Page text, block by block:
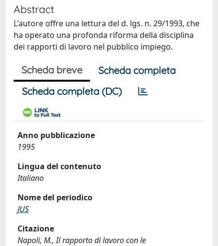
Abstract
L'autore offre una lettura del d. lgs. n. 29/1993, che
ha operato una profonda riforma della disciplina
dei rapporti di lavoro nel pubblico impiego.
Scheda breve
Scheda completa
Scheda completa (DC)
Anno pubblicazione
1995
Lingua del contenuto
Italiano
Nome del periodico
JUS
Citazione
Napoli, M., Il rapporto di lavoro con le